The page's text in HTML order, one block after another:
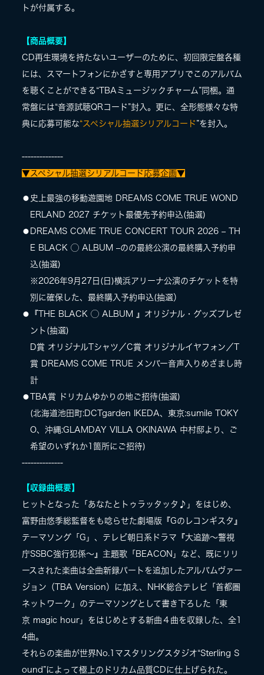
トが付属する。
【商品概要】
CD再生環境を持たないユーザーのために、初回限定盤各種
には、スマートフォンにかざすと専用アプリでこのアルバム
を聴くことができる“TBAミュージックチャーム”同梱。通
常盤には“音源試聴QRコード”封入。更に、 全形態様々な特
典に応募可能な“スペシャル抽選シリアルコード ”を封入。
--------------
▼スペシャル抽選シリアルコード応募企画▼
⚫史上最強の移動遊園地 DREAMS COME TRUE WOND
ERLAND 2027 チケット最優先予約申込(抽選)
⚫DREAMS COME TRUE CONCERT TOUR 2026 – TH
E BLACK ◯ ALBUM –のの最終公演の最終購⼊予約申
込(抽選)
※2026年9⽉27⽇(⽇)横浜アリーナ公演のチケットを特
別に確保した、最終購⼊予約申込(抽選）
⚫『THE BLACK ◯ ALBUM 』オリジナル・グッズプレゼ
ント(抽選)
D賞 オリジナルTシャツ／C賞 オリジナルイヤフォン／T
賞 DREAMS COME TRUE メンバー音声入りめざまし時
計
⚫TBA賞 ドリカムゆかりの地ご招待(抽選)
(北海道池田町:DCTgarden IKEDA、東京:sumile TOKY
O、沖縄:GLAMDAY VILLA OKINAWA 中村邸より、ご
希望のいずれか1箇所にご招待)
--------------
【収録曲概要】
ヒットとなった「あなたとトゥラッタッタ♪」をはじめ、
富野由悠季総監督をも唸らせた劇場版『Gのレコンギスタ』
テーマソング「G」、テレビ朝日系ドラマ『大追跡～警視
庁SSBC強行犯係～』主題歌「BEACON」など、既にリリ
ースされた楽曲は全曲新録パートを追加したアルバムヴァー
ジョン（TBA Version）に加え、NHK総合テレビ「首都圏
ネットワーク」のテーマソングとして書き下ろした「東
京 magic hour」をはじめとする新曲４曲を収録した、全1
4曲。
それらの楽曲が世界No.1マスタリングスタジオ“Sterling S
ound”によって極上のドリカム品質CDに仕上げられた。